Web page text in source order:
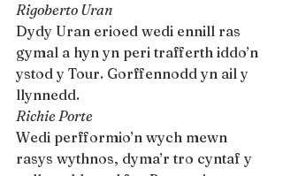
Rigoberto Uran
Dydy Uran erioed wedi ennill ras
gymal a hyn yn peri trafferth iddo’n
ystod y Tour. Gorffennodd yn ail y
llynnedd.
Richie Porte
Wedi perfformio’n wych mewn
rasys wythnos, dyma’r tro cyntaf y